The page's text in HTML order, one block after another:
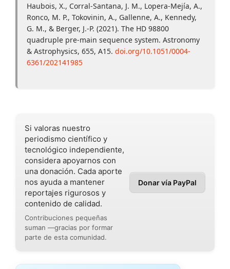
Haubois, X., Corral-Santana, J. M., Lopera-Mejía, A.,
Ronco, M. P., Tokovinin, A., Gallenne, A., Kennedy,
G. M., & Berger, J.-P. (2021). The HD 98800
quadruple pre-main sequence system. Astronomy
& Astrophysics, 655, A15. doi.org/10.1051/0004-
6361/202141985
Si valoras nuestro
periodismo científico y
tecnológico independiente,
considera apoyarnos con
una donación. Cada aporte
nos ayuda a mantener
reportajes rigurosos y
contenido de calidad.
Contribuciones pequeñas
suman —gracias por formar
parte de esta comunidad.
Donar vía PayPal